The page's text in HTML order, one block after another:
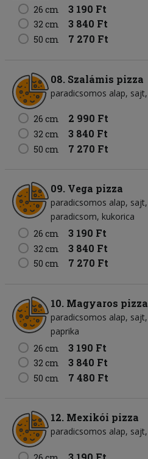
26 cm 3 190 Ft
32 cm 3 840 Ft
50 cm 7 270 Ft
08. Szalámis pizza
paradicsomos alap sajt
26 cm 2 990 Ft
32 cm 3 840 Ft
50 cm 7 270 Ft
09. Vega pizza
paradicsomos alap sajt
paradicsom kukorica
26 cm
3 190 Ft
32 cm 3 840 Ft
50 cm 7 270 Ft
10. Magyaros pizza
paradicsomos alap sajt
paprika
26 cm
3 190 Ft
32 cm 3 840 Ft
50 cm 7 480 Ft
12. Mexikói pizza
paradicsomos alap sajt